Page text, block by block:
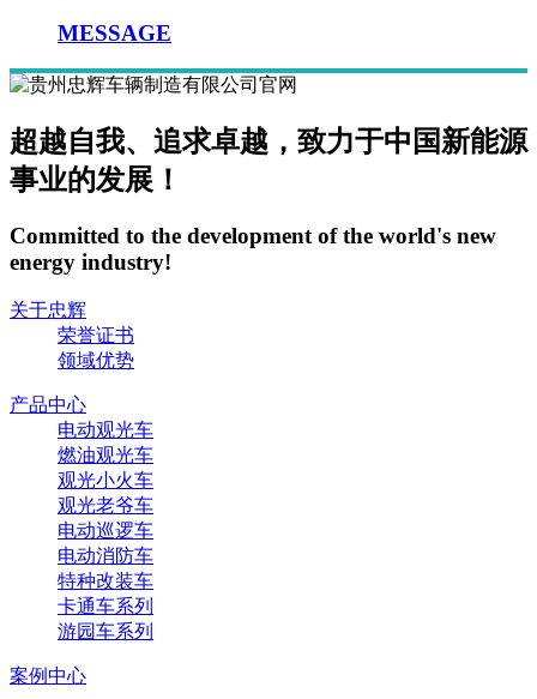
MESSAGE
超越自我、追求卓越，致力于中国新能源
事业的发展！
Committed to the development of the world's new
energy industry!
关于忠辉
荣誉证书
领域优势
产品中心
电动观光车
燃油观光车
观光小火车
观光老爷车
电动巡逻车
电动消防车
特种改装车
卡通车系列
游园车系列
案例中心